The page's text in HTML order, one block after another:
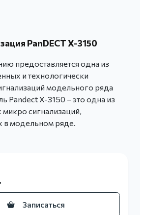
PanDECT X-3150
предоставляется одна из
и технологически
модельного ряда
Pandect X-3150 – это одна из
сигнализаций,
модельном ряде.
Записаться